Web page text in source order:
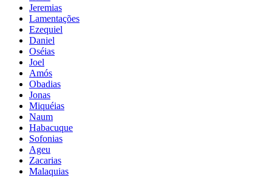
Jeremias
Lamentações
Ezequiel
Daniel
Oséias
Joel
Amós
Obadias
Jonas
Miquéias
Naum
Habacuque
Sofonias
Ageu
Zacarias
Malaquias